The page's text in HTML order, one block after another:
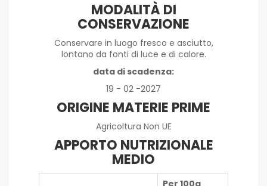
MODALITÀ DI
CONSERVAZIONE
Conservare in luogo fresco e asciutto,
lontano da fonti di luce e di calore.
data di scadenza:
19 - 02 -2027
ORIGINE MATERIE PRIME
Agricoltura Non UE
APPORTO NUTRIZIONALE
MEDIO
Per 100g